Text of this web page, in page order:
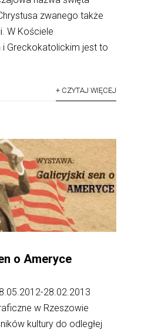
zwanego także
W Kościele
i Greckokatolickim jest to
+ CZYTAJ WIĘCEJ
o Ameryce
28.02.2013
w Rzeszowie
kultury do odległej